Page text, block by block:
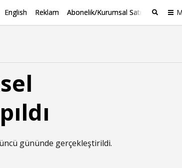
English Reklam Abonelik/Kurumsal Satış
gününde gerçekleştirildi.